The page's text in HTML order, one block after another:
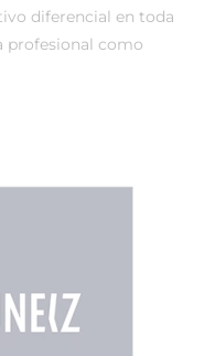
diferencial en toda
profesional como